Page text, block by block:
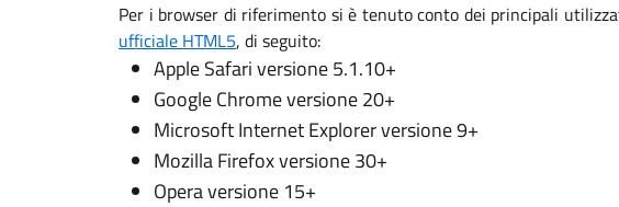
Per i browser di riferimento si è tenuto conto dei principali
ufficiale HTML5, di seguito:
Apple Safari versione 5.1.10+
Google Chrome versione 20+
Microsoft Internet Explorer versione 9+
Mozilla Firefox versione 30+
Opera versione 15+